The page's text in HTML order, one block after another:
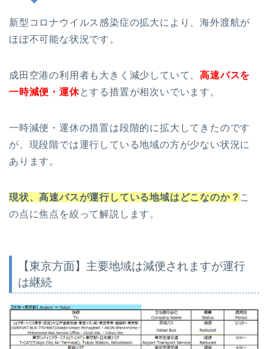
新型コロナウイルス感染症の拡大により、海外渡航が
ほぼ不可能な状況です。
成田空港の利用者も大きく減少していて、高速バスを
一時減便・運休とする措置が相次いでいます。
一時減便・運休の措置は段階的に拡大してきたのです
が、現段階では運行している地域の方が少ない状況に
あります。
現状、高速バスが運行している地域はどこなのか？ こ
の点に焦点を絞って解説します。
【東京方面】主要地域は減便されますが運行
は継続